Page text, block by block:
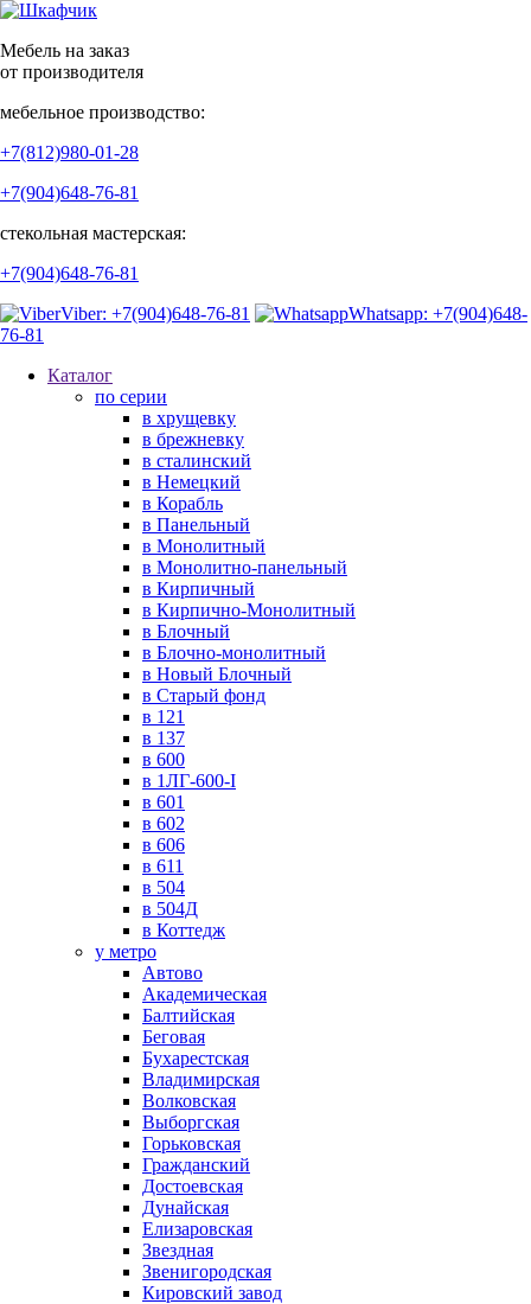
Мебель на заказ
от производителя
мебельное производство:
+7(812)980-01-28
+7(904)648-76-81
стекольная мастерская:
+7(904)648-76-81
Viber: +7(904)648-76-81
Whatsapp: +7(904)648-
76-81
Каталог
по серии
в хрущевку
в брежневку
в сталинский
в Немецкий
в Корабль
в Панельный
в Монолитный
в Монолитно-панельный
в Кирпичный
в Кирпично-Монолитный
в Блочный
в Блочно-монолитный
в Новый Блочный
в Старый фонд
в 121
в 137
в 600
в 1ЛГ-600-I
в 601
в 602
в 606
в 611
в 504
в 504Д
в Коттедж
у метро
Автово
Академическая
Балтийская
Беговая
Бухарестская
Владимирская
Волковская
Выборгская
Горьковская
Гражданский
Достоевская
Дунайская
Елизаровская
Звездная
Звенигородская
Кировский завод